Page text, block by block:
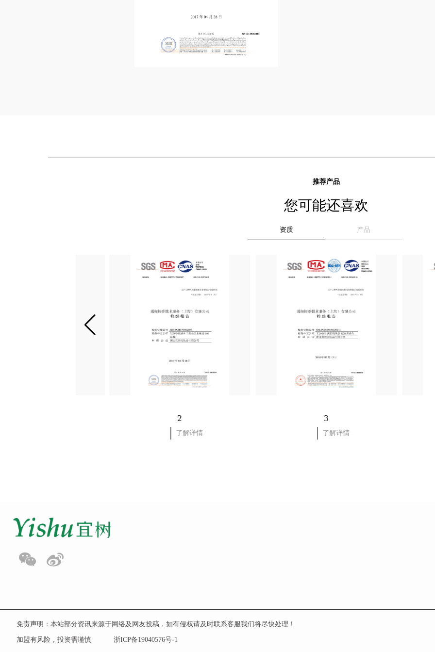
推荐产品
您可能还喜欢
资质 产品
2
了解详情
3
了解详情
免责声明：本站部分资讯来源于网络及网友投稿，如有侵权请及时联系客服我们将尽快处理！
加盟有风险，投资需谨慎 浙ICP备19040576号-1